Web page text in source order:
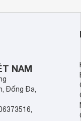
NAM
Đống Đa,